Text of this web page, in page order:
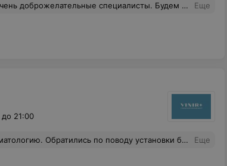
специалисты. Будем обращаться еще. Еще
до 21:00
к доктору Латышевич. Ребенок мой трусиха, но тут на удивление всё прошло спокойно. Сделали снимок, оценили масштабы. Алексей Русланович обрисовал нам этапность работы. Первое впечатление отличное и о VINIR, и о нашем докторе. Начинаем! Еще